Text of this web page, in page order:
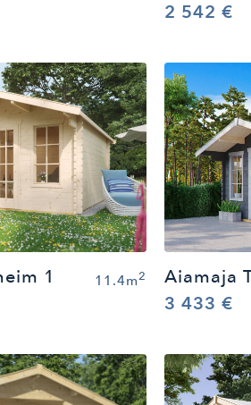
2 542 €
1
11.4m2
Aiamaja
3 433 €